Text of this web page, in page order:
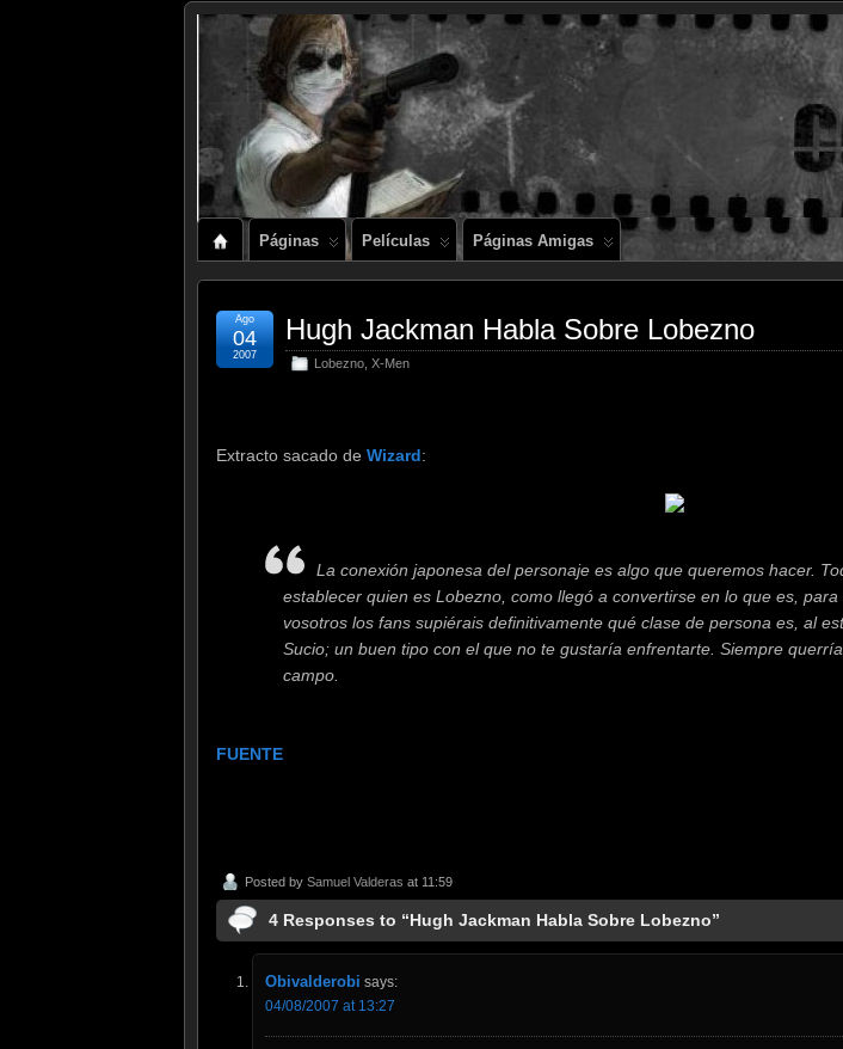
Páginas Películas Páginas Amigas
Hugh Jackman Habla Sobre Lobezno
Lobezno, X-Men
Ago
04
2007
Extracto sacado de Wizard:
La conexión japonesa del personaje es algo que queremos hacer.
establecer quien es Lobezno, como llegó a convertirse en lo que es, para
vosotros los fans supiérais definitivamente qué clase de persona es, al
Sucio; un buen tipo con el que no te gustaría enfrentarte. Siempre
campo.
FUENTE
Posted by Samuel Valderas at 11:59
4 Responses to “Hugh Jackman Habla Sobre Lobezno”
Obivalderobi says:
04/08/2007 at 13:27